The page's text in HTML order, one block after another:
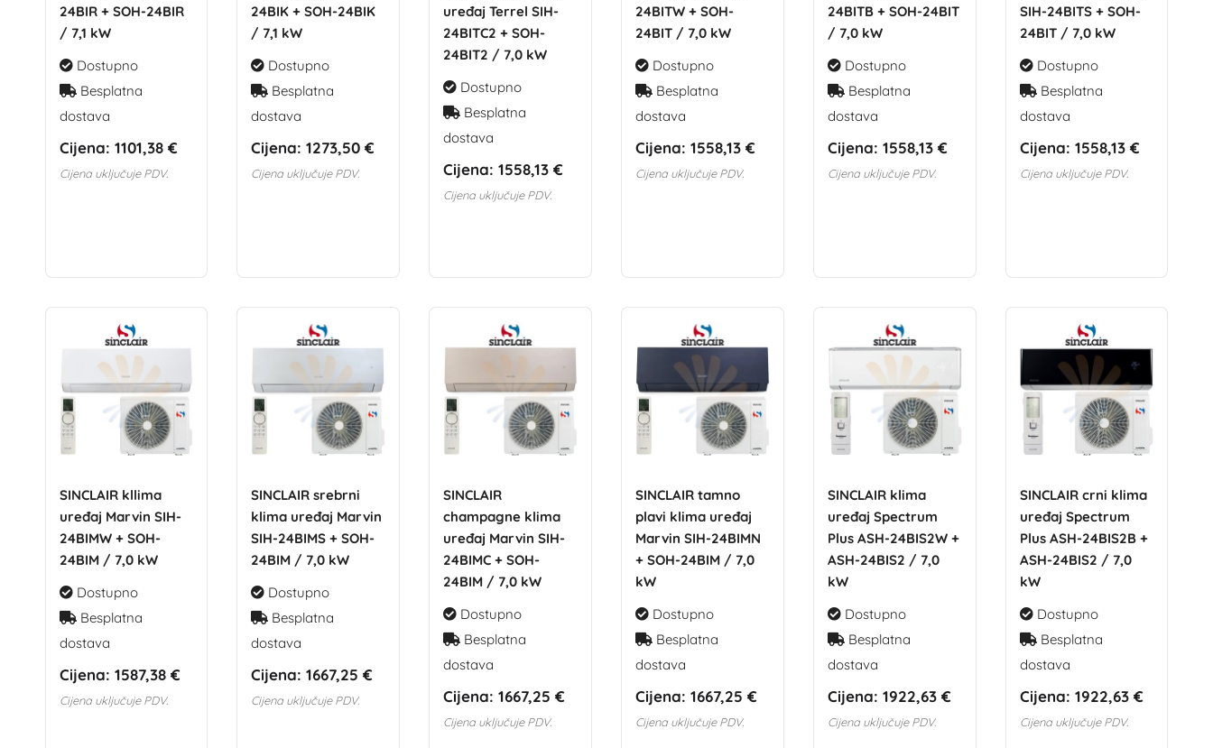
24BIR + SOH-24BIR
/ 7,1 kW
Dostupno
Besplatna
dostava
Cijena: 1101,38 €
Cijena uključuje PDV.
24BIK + SOH-24BIK
/ 7,1 kW
Dostupno
Besplatna
dostava
Cijena: 1273,50 €
Cijena uključuje PDV.
uređaj Terrel SIH-
24BITC2 + SOH-
24BIT2 / 7,0 kW
Dostupno
Besplatna
dostava
Cijena: 1558,13 €
Cijena uključuje PDV.
24BITW + SOH-
24BIT / 7,0 kW
Dostupno
Besplatna
dostava
Cijena: 1558,13 €
Cijena uključuje PDV.
24BITB + SOH-24BIT
/ 7,0 kW
Dostupno
Besplatna
dostava
Cijena: 1558,13 €
Cijena uključuje PDV.
SIH-24BITS + SOH-
24BIT / 7,0 kW
Dostupno
Besplatna
dostava
Cijena: 1558,13 €
Cijena uključuje PDV.
SINCLAIR kllima
uređaj Marvin SIH-
24BIMW + SOH-
24BIM / 7,0 kW
Dostupno
Besplatna
dostava
Cijena: 1587,38 €
Cijena uključuje PDV.
SINCLAIR srebrni
klima uređaj Marvin
SIH-24BIMS + SOH-
24BIM / 7,0 kW
Dostupno
Besplatna
dostava
Cijena: 1667,25 €
Cijena uključuje PDV.
SINCLAIR
champagne klima
uređaj Marvin SIH-
24BIMC + SOH-
24BIM / 7,0 kW
Dostupno
Besplatna
dostava
Cijena: 1667,25 €
Cijena uključuje PDV.
SINCLAIR tamno
plavi klima uređaj
Marvin SIH-24BIMN
+ SOH-24BIM / 7,0
kW
Dostupno
Besplatna
dostava
Cijena: 1667,25 €
Cijena uključuje PDV.
SINCLAIR klima
uređaj Spectrum
Plus ASH-24BIS2W +
ASH-24BIS2 / 7,0
kW
Dostupno
Besplatna
dostava
Cijena: 1922,63 €
Cijena uključuje PDV.
SINCLAIR crni klima
uređaj Spectrum
Plus ASH-24BIS2B +
ASH-24BIS2 / 7,0
kW
Dostupno
Besplatna
dostava
Cijena: 1922,63 €
Cijena uključuje PDV.